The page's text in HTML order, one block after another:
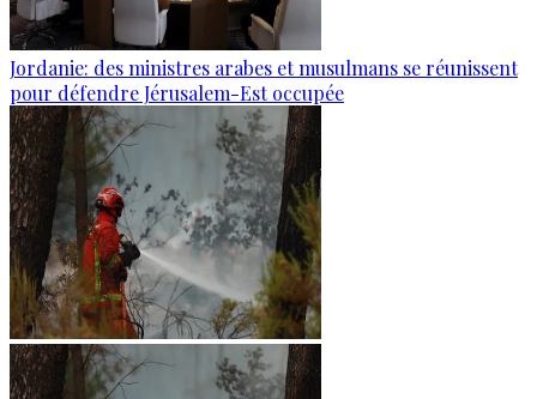
Jordanie: des ministres arabes et musulmans se réunissent
pour défendre Jérusalem-Est occupée